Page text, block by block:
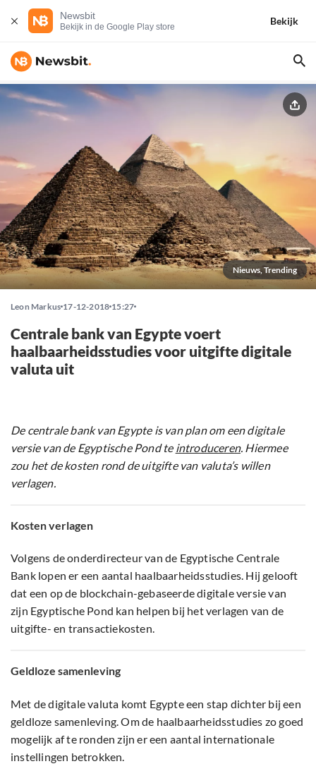
Newsbit
Bekijk in de Google Play store
Bekijk
Nieuws, Trending
Leon Markus 17-12-2018 15:27
Centrale bank van Egypte voert
haalbaarheidsstudies voor uitgifte digitale
valuta uit
De centrale bank van Egypte is van plan om een digitale
versie van de Egyptische Pond te introduceren. Hiermee
zou het de kosten rond de uitgifte van valuta’s willen
verlagen.
Kosten verlagen
Volgens de onderdirecteur van de Egyptische Centrale
Bank lopen er een aantal haalbaarheidsstudies. Hij gelooft
dat een op de blockchain-gebaseerde digitale versie van
zijn Egyptische Pond kan helpen bij het verlagen van de
uitgifte- en transactiekosten.
Geldloze samenleving
Met de digitale valuta komt Egypte een stap dichter bij een
geldloze samenleving. Om de haalbaarheidsstudies zo goed
mogelijk af te ronden zijn er een aantal internationale
instellingen betrokken.